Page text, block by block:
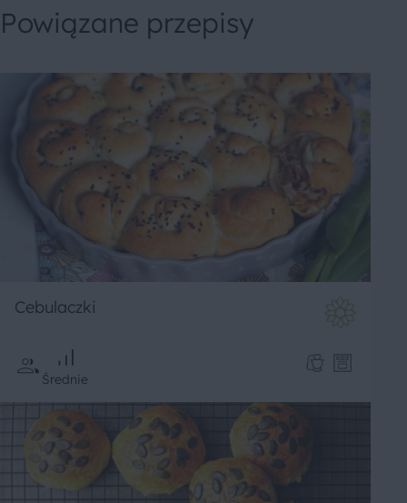
Powiązane przepisy
Cebulaczki
Średnie